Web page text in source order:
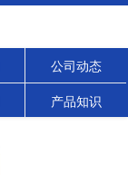
公司动态
产品知识